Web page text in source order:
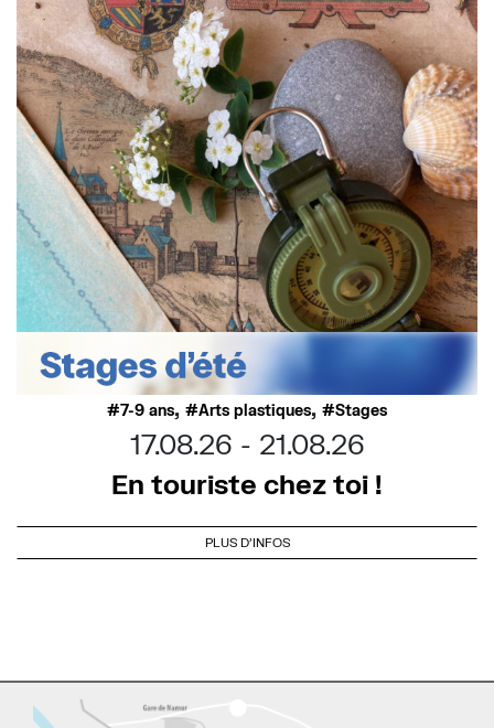
7-9 ans, Arts plastiques, Stages
17.08.26
21.08.26
En touriste chez toi !
PLUS D'INFOS